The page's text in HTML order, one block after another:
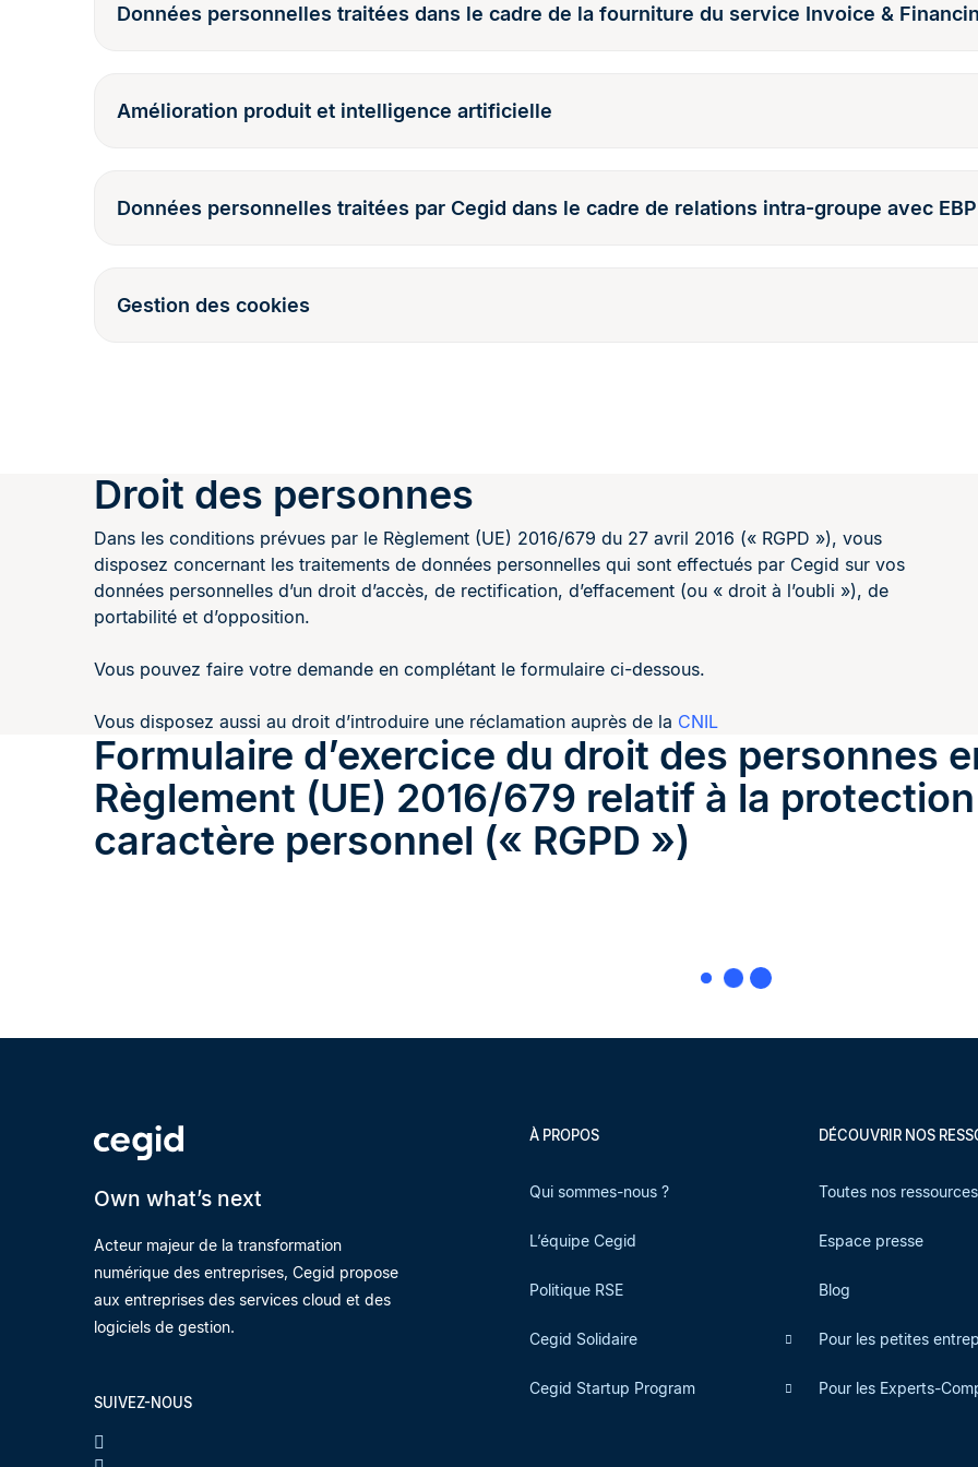
Données personnelles traitées dans le cadre de la fourniture du service Invoice &
Amélioration produit et intelligence artificielle
Données personnelles traitées par Cegid dans le cadre de relations intra-groupe avec EBP
Gestion des cookies
Droit des personnes
Dans les conditions prévues par le Règlement (UE) 2016/679 du 27 avril 2016 (« RGPD »), vous
disposez concernant les traitements de données personnelles qui sont effectués par Cegid sur vos
données personnelles d’un droit d’accès, de rectification, d’effacement (ou « droit à l’oubli »), de
portabilité et d’opposition.
Vous pouvez faire votre demande en complétant le formulaire ci-dessous.
Vous disposez aussi au droit d’introduire une réclamation auprès de la CNIL
Formulaire d’exercice du droit des personnes
Règlement (UE) 2016/679 relatif à la
caractère personnel (« RGPD »)
Own what’s next
Acteur majeur de la transformation
numérique des entreprises, Cegid propose
aux entreprises des services cloud et des
logiciels de gestion.
SUIVEZ-NOUS
À PROPOS
Qui sommes-nous ?
L’équipe Cegid
Politique RSE
Cegid Solidaire
Cegid Startup Program
DÉCOUVRIR NOS
Toutes nos ressources
Espace presse
Blog
Pour les petites
Pour les Experts-